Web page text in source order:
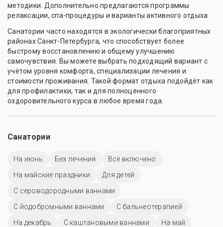
методики. Дополнительно предлагаются программы
релаксации, спа-процедуры и варианты активного отдыха.
Санатории часто находятся в экологически благоприятных
районах Санкт-Петербурга, что способствует более
быстрому восстановлению и общему улучшению
самочувствия. Вы можете выбрать подходящий вариант с
учётом уровня комфорта, специализации лечения и
стоимости проживания. Такой формат отдыха подойдёт как
для профилактики, так и для полноценного
оздоровительного курса в любое время года.
Санатории
На июнь Без лечения
Всё включено
На майские праздники
Для детей
С сероводородными ваннами
С йодобромными ваннами
С бальнеотерапией
На декабрь
С каштановыми ваннами
На май